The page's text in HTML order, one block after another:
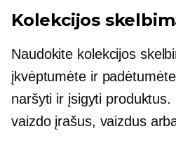
Kolekcijos
Naudokite kolekcijos
įkvėptumėte ir
naršyti ir įsigyti produktus.
vaizdo įrašus, vaizdus